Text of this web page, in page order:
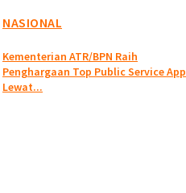
NASIONAL
Kementerian ATR/BPN Raih
Penghargaan Top Public Service App
Lewat...